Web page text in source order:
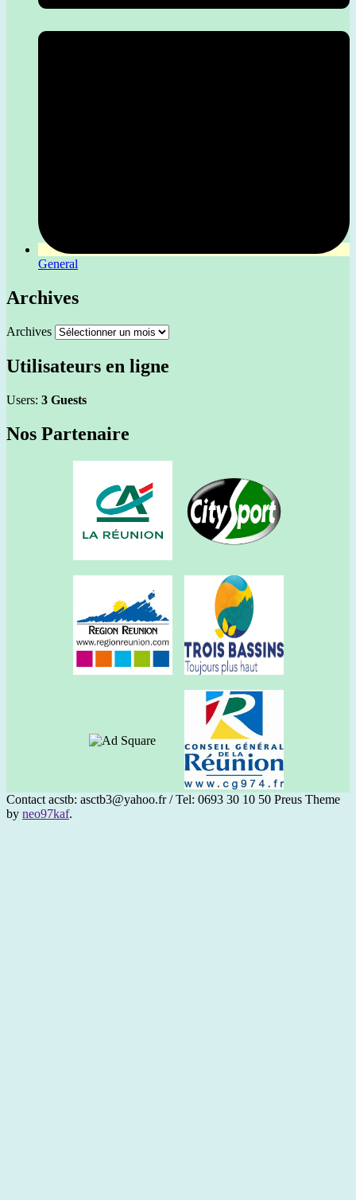
General
Archives
Archives
Utilisateurs en ligne
Users: 3 Guests
Nos Partenaire
Contact acstb: asctb3@yahoo.fr / Tel: 0693 30 10 50 Preus Theme
by neo97kaf.